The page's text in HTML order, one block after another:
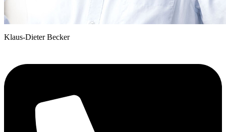
Klaus-Dieter Becker